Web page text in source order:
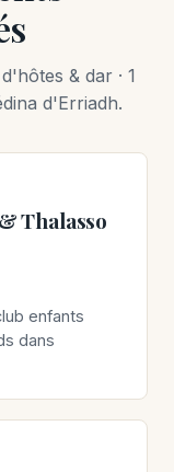
& dar · 1
d'Erriadh.
Thalasso
enfants
dans